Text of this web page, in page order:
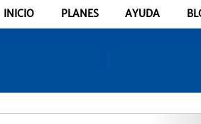
INICIO PLANES AYUDA